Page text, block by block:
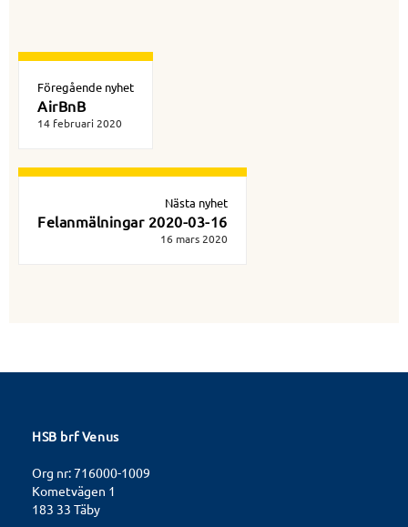
Föregående nyhet
AirBnB
14 februari 2020
Nästa nyhet
Felanmälningar 2020-03-16
16 mars 2020
HSB brf Venus
Org nr: 716000-1009
Kometvägen 1
183 33 Täby